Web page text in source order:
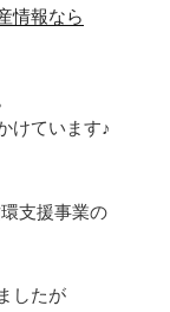
情報なら
けています♪
支援事業の
したが